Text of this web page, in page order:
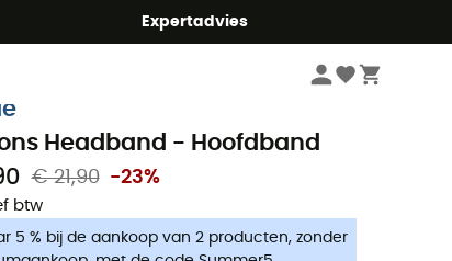
Expertadvies
Skihoofdbanden heren
Headband - Hoofdband
€ 21,90 -23%
btw
5 % bij de aankoop van 2 producten, zonder